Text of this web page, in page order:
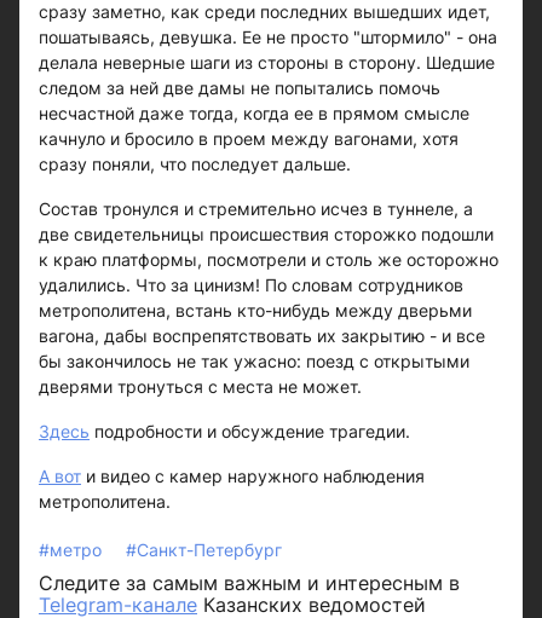
сразу заметно, как среди последних вышедших идет,
пошатываясь, девушка. Ее не просто "штормило" - она
делала неверные шаги из стороны в сторону. Шедшие
следом за ней две дамы не попытались помочь
несчастной даже тогда, когда ее в прямом смысле
качнуло и бросило в проем между вагонами, хотя
сразу поняли, что последует дальше.
Состав тронулся и стремительно исчез в туннеле, а
две свидетельницы происшествия сторожко подошли
к краю платформы, посмотрели и столь же осторожно
удалились. Что за цинизм! По словам сотрудников
метрополитена, встань кто-нибудь между дверьми
вагона, дабы воспрепятствовать их закрытию - и все
бы закончилось не так ужасно: поезд с открытыми
дверями тронуться с места не может.
Здесь подробности и обсуждение трагедии.
А вот и видео с камер наружного наблюдения
метрополитена.
#метро #Санкт-Петербург
Следите за самым важным и интересным в
Telegram-канале Казанских ведомостей